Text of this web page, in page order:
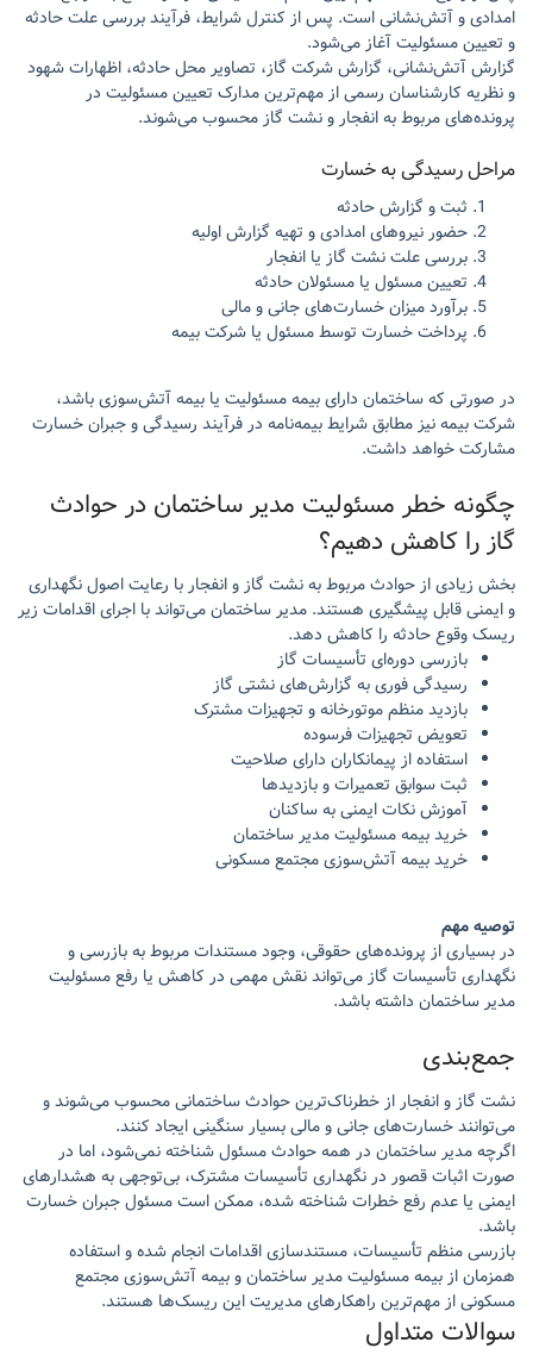
امدادی و آتش‌نشانی است. پس از کنترل شرایط، فرآیند بررسی علت حادثه
و تعیین مسئولیت آغاز می‌شود.
گزارش آتش‌نشانی، گزارش شرکت گاز، تصاویر محل حادثه، اظهارات شهود
و نظریه کارشناسان رسمی از مهم‌ترین مدارک تعیین مسئولیت در
پرونده‌های مربوط به انفجار و نشت گاز محسوب می‌شوند.
مراحل رسیدگی به خسارت
ثبت و گزارش حادثه
حضور نیروهای امدادی و تهیه گزارش اولیه
بررسی علت نشت گاز یا انفجار
تعیین مسئول یا مسئولان حادثه
برآورد میزان خسارت‌های جانی و مالی
پرداخت خسارت توسط مسئول یا شرکت بیمه
در صورتی که ساختمان دارای بیمه مسئولیت یا بیمه آتش‌سوزی باشد،
شرکت بیمه نیز مطابق شرایط بیمه‌نامه در فرآیند رسیدگی و جبران خسارت
مشارکت خواهد داشت.
چگونه خطر مسئولیت مدیر ساختمان در حوادث
گاز را کاهش دهیم؟
بخش زیادی از حوادث مربوط به نشت گاز و انفجار با رعایت اصول نگهداری
و ایمنی قابل پیشگیری هستند. مدیر ساختمان می‌تواند با اجرای اقدامات زیر
ریسک وقوع حادثه را کاهش دهد.
بازرسی دوره‌ای تأسیسات گاز
رسیدگی فوری به گزارش‌های نشتی گاز
بازدید منظم موتورخانه و تجهیزات مشترک
تعویض تجهیزات فرسوده
استفاده از پیمانکاران دارای صلاحیت
ثبت سوابق تعمیرات و بازدیدها
آموزش نکات ایمنی به ساکنان
خرید بیمه مسئولیت مدیر ساختمان
خرید بیمه آتش‌سوزی مجتمع مسکونی
توصیه مهم
در بسیاری از پرونده‌های حقوقی، وجود مستندات مربوط به بازرسی و
نگهداری تأسیسات گاز می‌تواند نقش مهمی در کاهش یا رفع مسئولیت
مدیر ساختمان داشته باشد.
جمع‌بندی
نشت گاز و انفجار از خطرناک‌ترین حوادث ساختمانی محسوب می‌شوند و
می‌توانند خسارت‌های جانی و مالی بسیار سنگینی ایجاد کنند.
اگرچه مدیر ساختمان در همه حوادث مسئول شناخته نمی‌شود، اما در
صورت اثبات قصور در نگهداری تأسیسات مشترک، بی‌توجهی به هشدارهای
ایمنی یا عدم رفع خطرات شناخته شده، ممکن است مسئول جبران خسارت
باشد.
بازرسی منظم تأسیسات، مستندسازی اقدامات انجام شده و استفاده
همزمان از بیمه مسئولیت مدیر ساختمان و بیمه آتش‌سوزی مجتمع
مسکونی از مهم‌ترین راهکارهای مدیریت این ریسک‌ها هستند.
سوالات متداول